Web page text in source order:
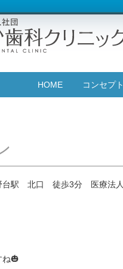
HOME コンセプト
台駅 北口 徒歩3分 医療法人
ね🎃